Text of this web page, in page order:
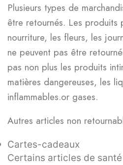
Plusieurs types de
être retournés. Les produits
nourriture, les fleurs, les
ne peuvent pas être
pas non plus les produits
matières dangereuses, les
inflammables.or gases.
Autres articles non
Cartes-cadeaux
Certains articles de